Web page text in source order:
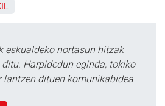
eskualdeko nortasun hitzak
Harpidedun eginda, tokiko
lantzen dituen komunikabidea